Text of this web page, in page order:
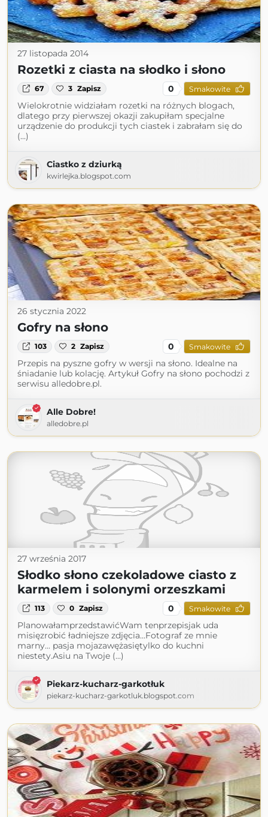
27 listopada 2014
Rozetki z ciasta na słodko i słono
67 3 Zapisz 0 Smakowite
Wielokrotnie widziałam rozetki na różnych blogach,
dlatego przy pierwszej okazji zakupiłam specjalne
urządzenie do produkcji tych ciastek i zabrałam się do
(...)
Ciastko z dziurką
kwirlejka.blogspot.com
26 stycznia 2022
Gofry na słono
103 2 Zapisz 0 Smakowite
Przepis na pyszne gofry w wersji na słono. Idealne na
śniadanie lub kolację. Artykuł Gofry na słono pochodzi z
serwisu alledobre.pl.
Alle Dobre!
alledobre.pl
27 września 2017
Słodko słono czekoladowe ciasto z
karmelem i solonymi orzeszkami
113 0 Zapisz 0 Smakowite
PlanowałamprzedstawićWam tenprzepisjak uda
misięzrobić ładniejsze zdjęcia...Fotograf ze mnie
marny... pasja mojazawężasiętylko do kuchni
niestety.Asiu na Twoje (...)
Piekarz-kucharz-garkotłuk
piekarz-kucharz-garkotluk.blogspot.com